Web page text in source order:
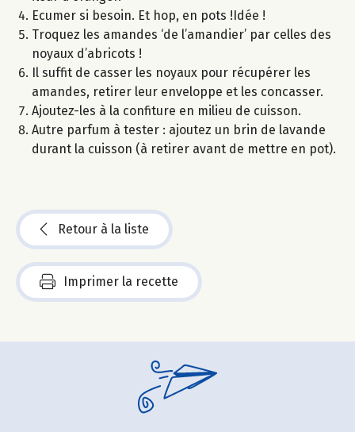
Ecumer si besoin. Et hop, en pots !Idée !
Troquez les amandes ‘de l’amandier’ par celles des
noyaux d’abricots !
Il suffit de casser les noyaux pour récupérer les
amandes, retirer leur enveloppe et les concasser.
Ajoutez-les à la confiture en milieu de cuisson.
Autre parfum à tester : ajoutez un brin de lavande
durant la cuisson (à retirer avant de mettre en pot).
Retour à la liste
Imprimer la recette